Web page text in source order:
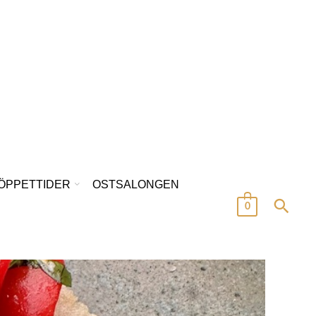
OSTSALONGEN
0